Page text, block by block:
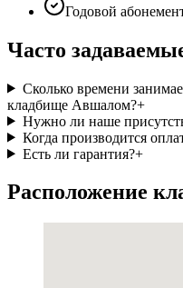
Годовой
Часто
Сколько времени
кладбище Авшалом?+
Нужно ли наше
Когда производится
Есть ли гарантия?+
Расположение